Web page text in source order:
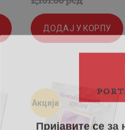
цена
је
2,101.
цена
је:
0
ДОДАЈ У КОРПУ
Акција
Пријавите се за